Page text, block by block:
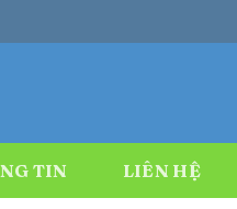
TIN LIÊN HỆ